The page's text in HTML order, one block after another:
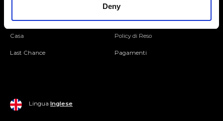
Deny
Uomo
Casa
Last Chance
Spedizione e Consegna
Policy di Reso
Pagamenti
Lingua Inglese